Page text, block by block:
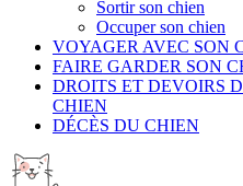
Sortir son chien
Occuper son chien
VOYAGER AVEC SON
FAIRE GARDER SON
DROITS ET DEVOIRS
CHIEN
DÉCÈS DU CHIEN